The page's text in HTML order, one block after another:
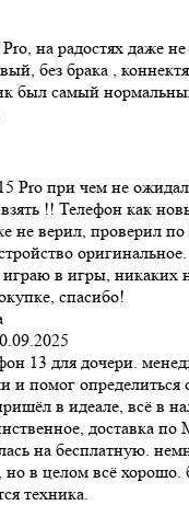
на радостях даже
без брака ,
был самый
Pro при чем не
!! Телефон как
не верил, проверил
в игры, никаких
спасибо!
13 для дочери.
и помог
в идеале, всё в
доставка по
на бесплатную.
но в целом всё хорошо.
техника.